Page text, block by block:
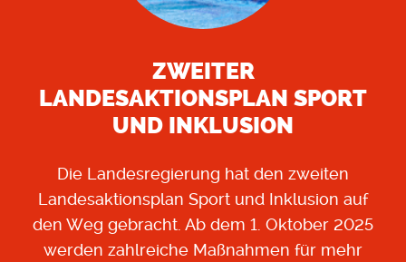
ZWEITER
LANDESAKTIONSPLAN SPORT
UND INKLUSION
Die Landesregierung hat den zweiten
Landesaktionsplan Sport und Inklusion auf
den Weg gebracht. Ab dem 1. Oktober 2025
werden zahlreiche Maßnahmen für mehr